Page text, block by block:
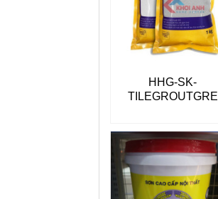
HHG-SK-
TILEGROUTGRE